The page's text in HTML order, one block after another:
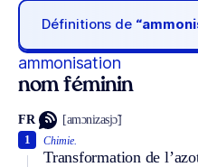
Définitions de
ammonisation
nom féminin
FR [amɔnizasjɔ̃]
Chimie.
Transformation de
1